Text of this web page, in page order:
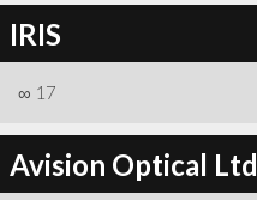
IRIS
∞ 17
Avision Optical Ltd